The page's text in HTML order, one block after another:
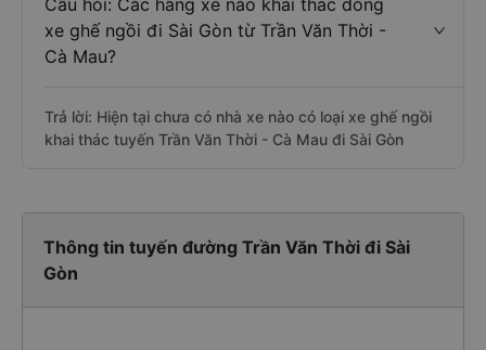
Câu hỏi: Các hãng xe nào khai thác dòng
xe ghế ngồi đi Sài Gòn từ Trần Văn Thời -
Cà Mau?
Trả lời: Hiện tại chưa có nhà xe nào có loại xe ghế ngồi
khai thác tuyến Trần Văn Thời - Cà Mau đi Sài Gòn
Thông tin tuyến đường Trần Văn Thời đi Sài
Gòn